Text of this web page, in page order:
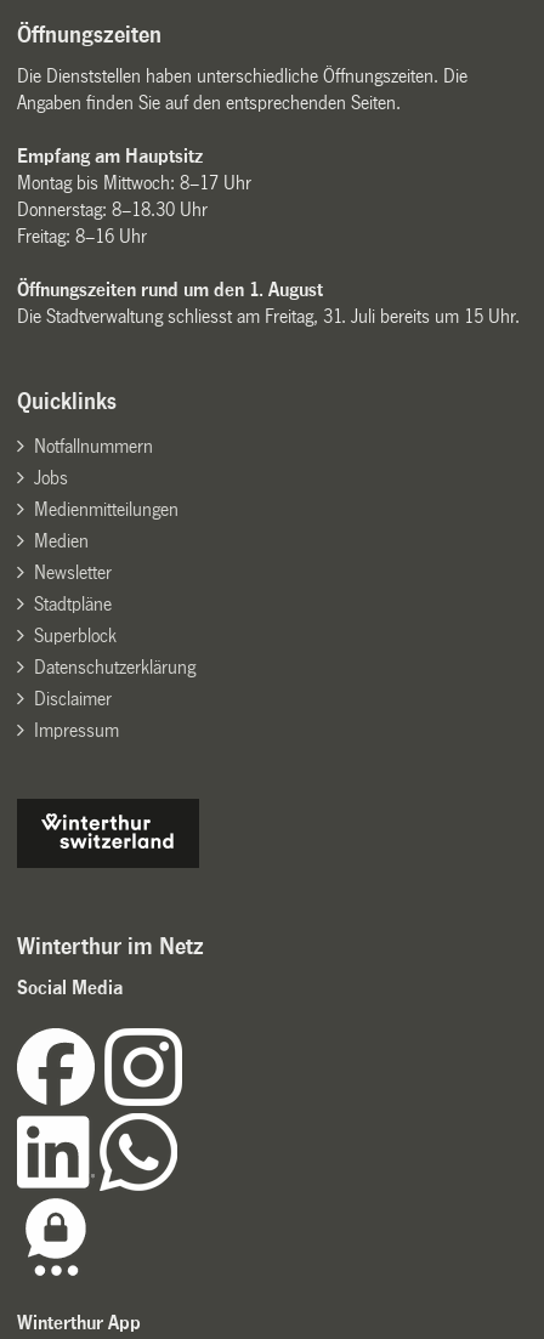
Öffnungszeiten
Die Dienststellen haben unterschiedliche Öffnungszeiten. Die
Angaben finden Sie auf den entsprechenden Seiten.
Empfang am Hauptsitz
Montag bis Mittwoch: 8–17 Uhr
Donnerstag: 8–18.30 Uhr
Freitag: 8–16 Uhr
Öffnungszeiten rund um den 1. August
Die Stadtverwaltung schliesst am Freitag, 31. Juli bereits um 15 Uhr.
Quicklinks
Notfallnummern
Jobs
Medienmitteilungen
Medien
Newsletter
Stadtpläne
Superblock
Datenschutzerklärung
Disclaimer
Impressum
Winterthur im Netz
Social Media
Winterthur App